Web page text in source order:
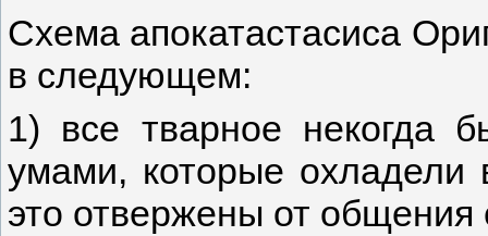
Схема апокатастасиса
в следующем:
1) все тварное некогда
умами, которые
это отвержены от